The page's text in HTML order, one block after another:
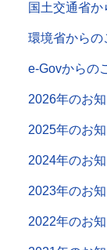
国土交通省か
環境省からの
e-Govからの
2026年のお
2025年のお
2024年のお
2023年のお
2022年のお